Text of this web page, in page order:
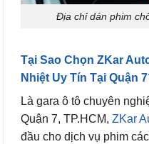
Địa chỉ dán phim
Tại Sao Chọn ZKar
Nhiệt Uy Tín Tại Quận
Là gara ô tô chuyên
Quận 7, TP.HCM, ZKar
đầu cho dịch vụ phim